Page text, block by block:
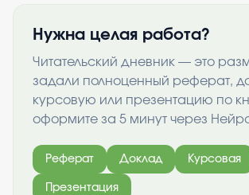
Нужна целая работа?
Читательский дневник — это
задали полноценный реферат,
курсовую или презентацию по
оформите за 5 минут через
Реферат Доклад Курсовая
Презентация